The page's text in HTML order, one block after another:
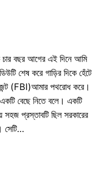
বছর আগের এই দিনে আমি
শেষ করে গাড়ির দিকে হেঁটে
(FBI)আমার পথরোধ করে।
বেছে নিতে বলে। একটি
প্রস্তাবটি ছিল সরকারের
সেটি…